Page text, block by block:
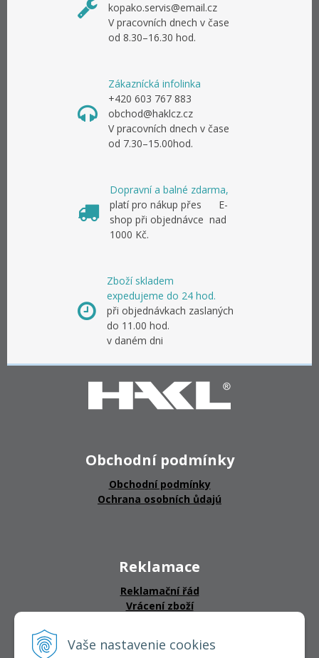
Vaše nastavenie cookies
kopako.servis@email.cz
V pracovních dnech v čase
od 8.30–16.30 hod.
Zákaznícká infolinka
+420 603 767 883
obchod@haklcz.cz
V pracovních dnech v čase
od 7.30–15.00hod.
Dopravní a balné zdarma,
platí pro nákup přes E-
shop při objednávce nad
1000 Kč.
Zboží skladem
expedujeme do 24 hod.
při objednávkach zaslaných
do 11.00 hod.
v daném dni
Obchodní podmínky
Obchodní podmínky
Ochrana osobních ůdajú
Reklamace
Reklamační řád
Vrácení zboží